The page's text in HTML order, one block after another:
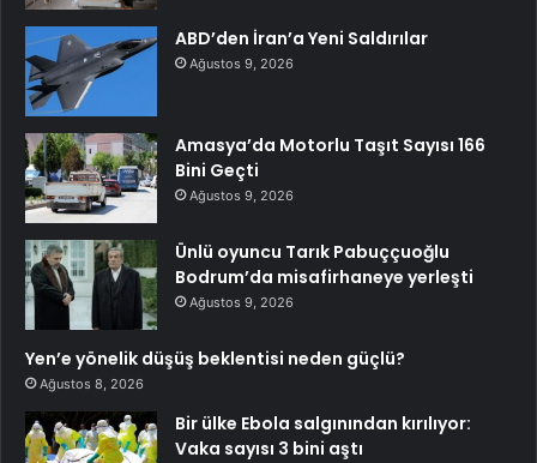
ABD’den İran’a Yeni Saldırılar
Ağustos 9, 2026
Amasya’da Motorlu Taşıt Sayısı 166
Bini Geçti
Ağustos 9, 2026
Ünlü oyuncu Tarık Pabuççuoğlu
Bodrum’da misafirhaneye yerleşti
Ağustos 9, 2026
Yen’e yönelik düşüş beklentisi neden güçlü?
Ağustos 8, 2026
Bir ülke Ebola salgınından kırılıyor:
Vaka sayısı 3 bini aştı